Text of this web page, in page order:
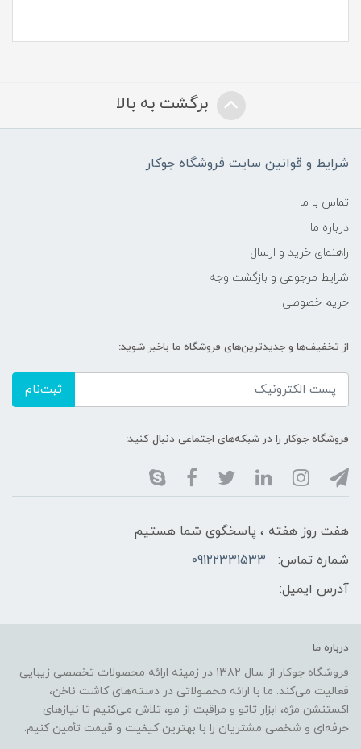
برگشت به بالا
شرایط و قوانین سایت فروشگاه جوکار
تماس با ما
درباره ما
راهنمای خرید و ارسال
شرایط مرجوعی و بازگشت وجه
حریم خصوصی
از تخفیف‌ها و جدیدترین‌های فروشگاه ما باخبر شوید:
ثبت‌نام
فروشگاه جوکار را در شبکه‌های اجتماعی دنبال کنید:
هفت روز هفته ، پاسخگوی شما هستیم
شماره تماس:
09122331533
آدرس ایمیل:
درباره ما
فروشگاه جوکار از سال ۱۳۸۲ در زمینه ارائه محصولات تخصصی زیبایی
فعالیت می‌کند. ما با ارائه محصولاتی در دسته‌های کاشت ناخن،
اکستنشن مژه، ابزار تاتو و مراقبت از مو، تلاش می‌کنیم تا نیازهای
حرفه‌ای و شخصی مشتریان را با بهترین کیفیت و قیمت تأمین کنیم.